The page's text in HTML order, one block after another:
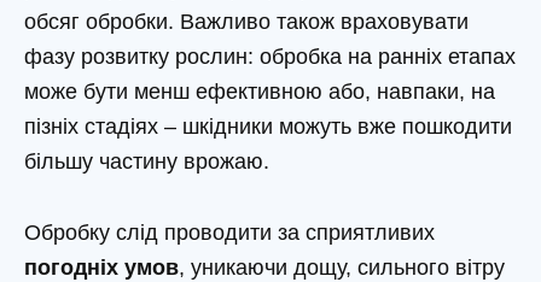
обсяг обробки. Важливо також враховувати
фазу розвитку рослин: обробка на ранніх етапах
може бути менш ефективною або, навпаки, на
пізніх стадіях – шкідники можуть вже пошкодити
більшу частину врожаю.
Обробку слід проводити за сприятливих
погодніх умов, уникаючи дощу, сильного вітру